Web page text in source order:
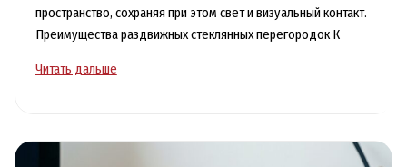
пространство, сохраняя при этом свет и визуальный контакт.
Преимущества раздвижных стеклянных перегородок К
Раздвижные
Читать дальше